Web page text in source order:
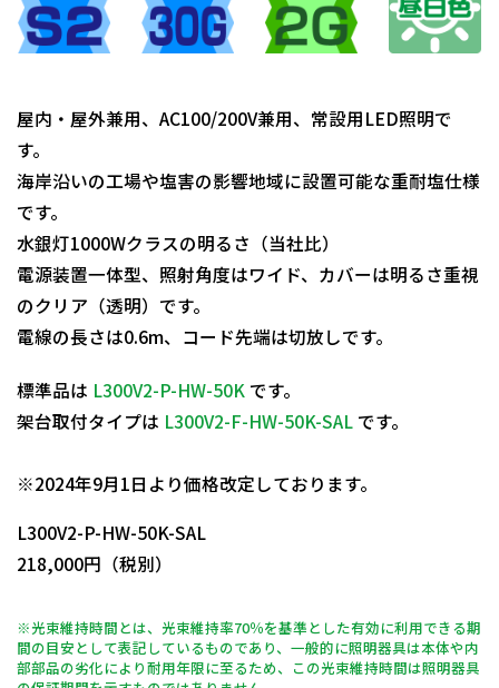
屋内・屋外兼用、AC100/200V兼用、常設用LED照明で
す。
海岸沿いの工場や塩害の影響地域に設置可能な重耐塩仕様
です。
水銀灯1000Wクラスの明るさ（当社比）
電源装置一体型、照射角度はワイド、カバーは明るさ重視
のクリア（透明）です。
電線の長さは0.6m、コード先端は切放しです。
標準品は L300V2-P-HW-50K です。
架台取付タイプは L300V2-F-HW-50K-SAL です。
※2024年9月1日より価格改定しております。
L300V2-P-HW-50K-SAL
218,000円（税別）
※光束維持時間とは、光束維持率70％を基準とした有効に利用できる期
間の目安として表記しているものであり、一般的に照明器具は本体や内
部部品の劣化により耐用年限に至るため、この光束維持時間は照明器具